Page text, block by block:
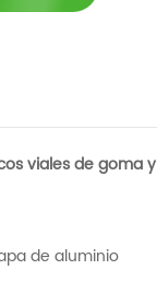
viales de goma
de aluminio